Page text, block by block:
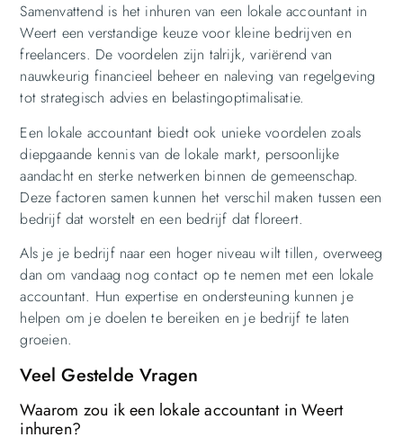
Samenvattend is het inhuren van een lokale accountant in
Weert een verstandige keuze voor kleine bedrijven en
freelancers. De voordelen zijn talrijk, variërend van
nauwkeurig financieel beheer en naleving van regelgeving
tot strategisch advies en belastingoptimalisatie.
Een lokale accountant biedt ook unieke voordelen zoals
diepgaande kennis van de lokale markt, persoonlijke
aandacht en sterke netwerken binnen de gemeenschap.
Deze factoren samen kunnen het verschil maken tussen een
bedrijf dat worstelt en een bedrijf dat floreert.
Als je je bedrijf naar een hoger niveau wilt tillen, overweeg
dan om vandaag nog contact op te nemen met een lokale
accountant. Hun expertise en ondersteuning kunnen je
helpen om je doelen te bereiken en je bedrijf te laten
groeien.
Veel Gestelde Vragen
Waarom zou ik een lokale accountant in Weert
inhuren?